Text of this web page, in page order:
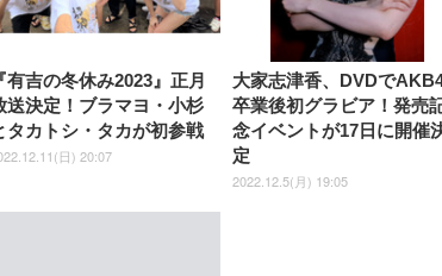
ェア (ブラ
ゃれ パソコンチェア (ホワイ
ト)
『有吉の冬休み2023』正月
送決定！ブラマヨ・小杉
タカトシ・タカが初参戦
日) 20:07
大家志津香、DVDで
卒業後初グラビア！発売
念イベントが17日に開催
定
2022.12.5(月) 19:05